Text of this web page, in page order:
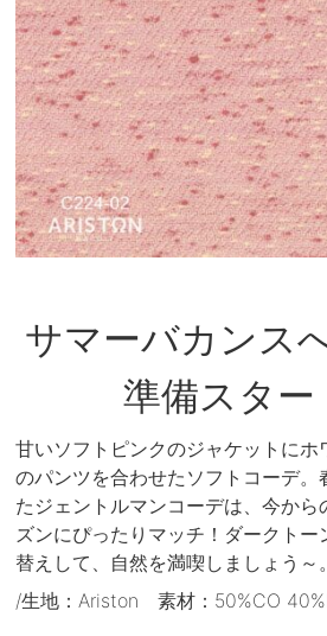
サマーバカンス
準備スター
甘いソフトピンクのジャケットにホ
のパンツを合わせたソフトコーデ。
たジェントルマンコーデは、今から
ズンにぴったりマッチ！ダークトー
替えして、自然を満喫しましょう～。
/生地：Ariston 素材：50%CO